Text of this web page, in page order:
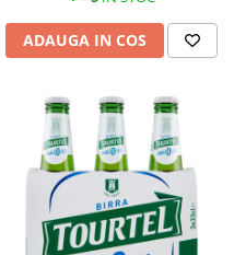
ADAUGA IN COS